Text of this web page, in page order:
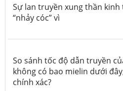
Sự lan truyền xung thần
“nhảy cóc” vì
So sánh tốc độ dẫn truyền
không có bao mielin dưới
chính xác?